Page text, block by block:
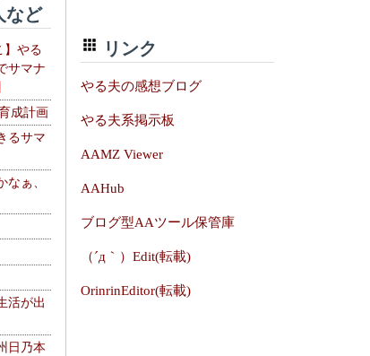
など
】やる
サマナ
成計画
るサマ
ぁ、
活が出
日乃本
リンク
やる夫の感想ブログ
やる夫系掲示板
AAMZ Viewer
AAHub
ブログ型AAツール保管庫
（´д｀）Edit(転載)
OrinrinEditor(転載)